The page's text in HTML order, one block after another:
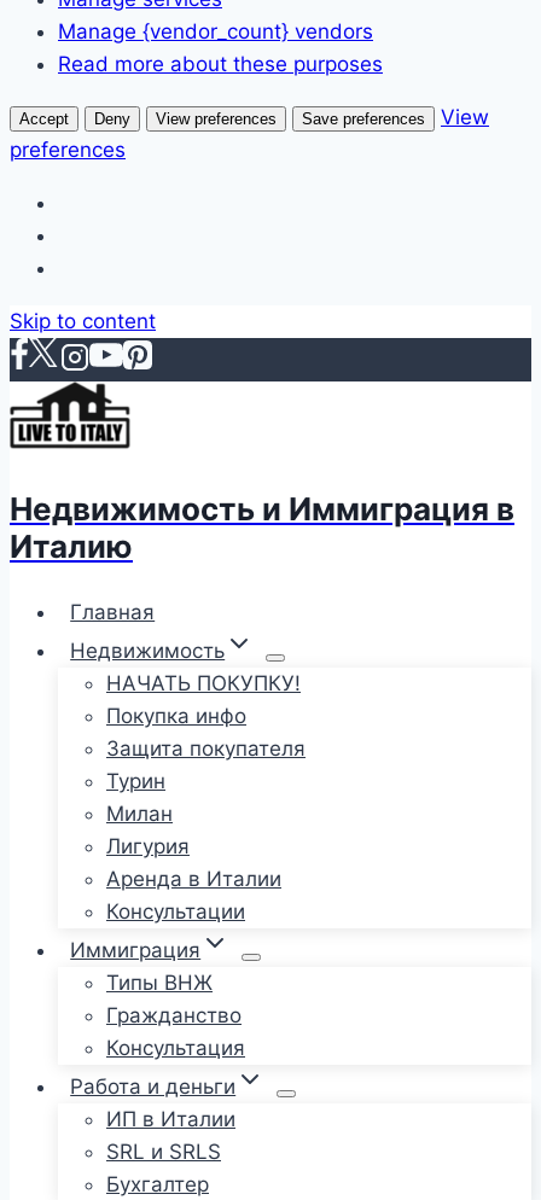
Manage {vendor_count} vendors
Read more about these purposes
Accept Deny View preferences Save preferences
View
preferences
Skip to content
Недвижимость и Иммиграция в
Италию
Главная
Недвижимость
НАЧАТЬ ПОКУПКУ!
Покупка инфо
Защита покупателя
Турин
Милан
Лигурия
Аренда в Италии
Консультации
Иммиграция
Типы ВНЖ
Гражданство
Консультация
Работа и деньги
ИП в Италии
SRL и SRLS
Бухгалтер